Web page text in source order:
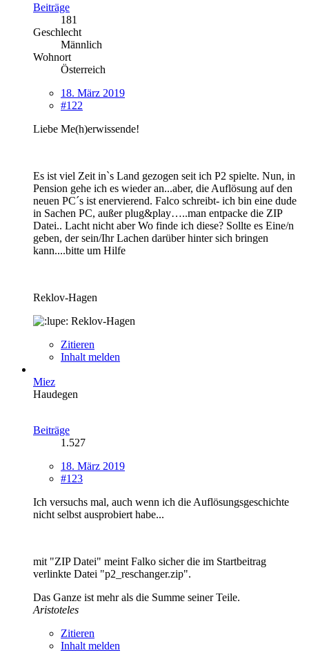
Beiträge
181
Geschlecht
Männlich
Wohnort
Österreich
18. März 2019
#122
Liebe Me(h)erwissende!
Es ist viel Zeit in`s Land gezogen seit ich P2 spielte. Nun, in
Pension gehe ich es wieder an...aber, die Auflösung auf den
neuen PC´s ist enervierend. Falco schreibt- ich bin eine dude
in Sachen PC, außer plug&play…..man entpacke die ZIP
Datei.. Lacht nicht aber Wo finde ich diese? Sollte es Eine/n
geben, der sein/Ihr Lachen darüber hinter sich bringen
kann....bitte um Hilfe
Reklov-Hagen
Reklov-Hagen
Zitieren
Inhalt melden
Miez
Haudegen
Beiträge
1.527
18. März 2019
#123
Ich versuchs mal, auch wenn ich die Auflösungsgeschichte
nicht selbst ausprobiert habe...
mit "ZIP Datei" meint Falko sicher die im Startbeitrag
verlinkte Datei "p2_reschanger.zip".
Das Ganze ist mehr als die Summe seiner Teile.
Aristoteles
Zitieren
Inhalt melden